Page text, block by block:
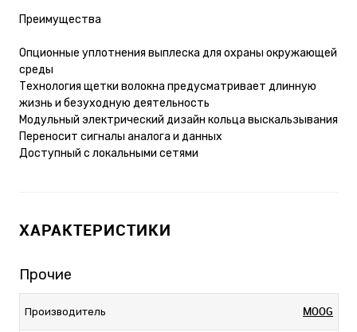
Преимущества
Опционные уплотнения выплеска для охраны окружающей
среды
Технология щетки волокна предусматривает длинную
жизнь и безуходную деятельность
Модульный электрический дизайн кольца выскальзывания
Переносит сигналы аналога и данных
Доступный с локальными сетями
ХАРАКТЕРИСТИКИ
Прочие
Производитель MOOG